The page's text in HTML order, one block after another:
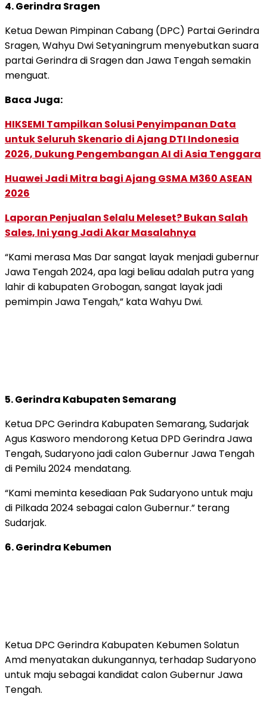
4. Gerindra Sragen
Ketua Dewan Pimpinan Cabang (DPC) Partai Gerindra
Sragen, Wahyu Dwi Setyaningrum menyebutkan suara
partai Gerindra di Sragen dan Jawa Tengah semakin
menguat.
Baca Juga:
HIKSEMI Tampilkan Solusi Penyimpanan Data
untuk Seluruh Skenario di Ajang DTI Indonesia
2026, Dukung Pengembangan AI di Asia Tenggara
Huawei Jadi Mitra bagi Ajang GSMA M360 ASEAN
2026
Laporan Penjualan Selalu Meleset? Bukan Salah
Sales, Ini yang Jadi Akar Masalahnya
“Kami merasa Mas Dar sangat layak menjadi gubernur
Jawa Tengah 2024, apa lagi beliau adalah putra yang
lahir di kabupaten Grobogan, sangat layak jadi
pemimpin Jawa Tengah,” kata Wahyu Dwi.
5. Gerindra Kabupaten Semarang
Ketua DPC Gerindra Kabupaten Semarang, Sudarjak
Agus Kasworo mendorong Ketua DPD Gerindra Jawa
Tengah, Sudaryono jadi calon Gubernur Jawa Tengah
di Pemilu 2024 mendatang.
“Kami meminta kesediaan Pak Sudaryono untuk maju
di Pilkada 2024 sebagai calon Gubernur.” terang
Sudarjak.
6. Gerindra Kebumen
Ketua DPC Gerindra Kabupaten Kebumen Solatun
Amd menyatakan dukungannya, terhadap Sudaryono
untuk maju sebagai kandidat calon Gubernur Jawa
Tengah.